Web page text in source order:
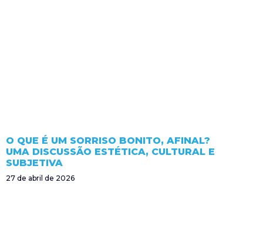
O QUE É UM SORRISO BONITO, AFINAL?
UMA DISCUSSÃO ESTÉTICA, CULTURAL E
SUBJETIVA
27 de abril de 2026